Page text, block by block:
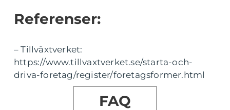
Referenser:
– Tillväxtverket:
https://www.tillvaxtverket.se/starta-och-
driva-foretag/register/foretagsformer.html
FAQ